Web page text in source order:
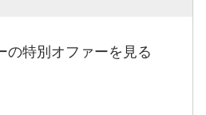
の特別オファーを見る